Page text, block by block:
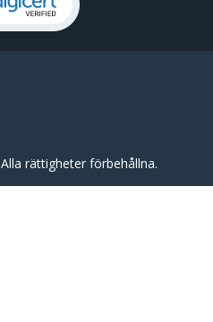
rättigheter förbehållna.